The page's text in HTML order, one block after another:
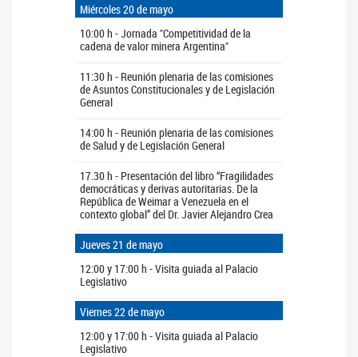
Miércoles 20 de mayo
10:00 h - Jornada "Competitividad de la
cadena de valor minera Argentina"
11:30 h - Reunión plenaria de las comisiones
de Asuntos Constitucionales y de Legislación
General
14:00 h - Reunión plenaria de las comisiones
de Salud y de Legislación General
17.30 h - Presentación del libro “Fragilidades
democráticas y derivas autoritarias. De la
República de Weimar a Venezuela en el
contexto global” del Dr. Javier Alejandro Crea
Jueves 21 de mayo
12:00 y 17:00 h - Visita guiada al Palacio
Legislativo
Viernes 22 de mayo
12:00 y 17:00 h - Visita guiada al Palacio
Legislativo